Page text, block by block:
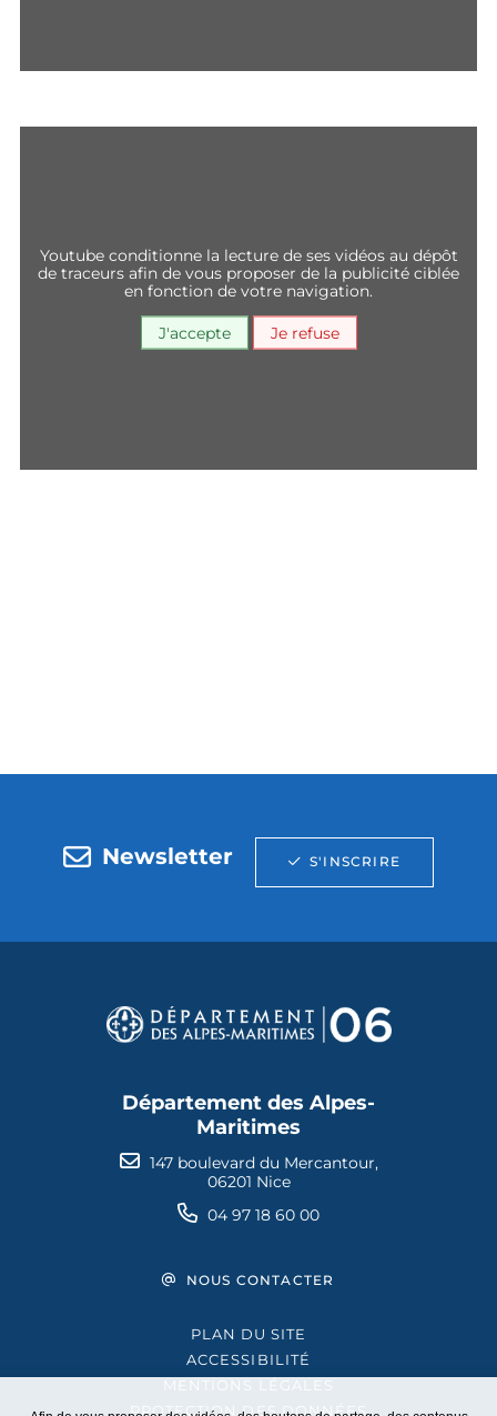
youtube conditionne la lecture de ses vidéos au dépôt
de traceurs afin de vous proposer de la publicité ciblée
en fonction de votre navigation.
J'accepte Je refuse
Newsletter S'INSCRIRE
Département des Alpes-
Maritimes
147 boulevard du Mercantour,
06201 Nice
04 97 18 60 00
NOUS CONTACTER
PLAN DU SITE
ACCESSIBILITÉ
MENTIONS LÉGALES
PROTECTION DES DONNÉES